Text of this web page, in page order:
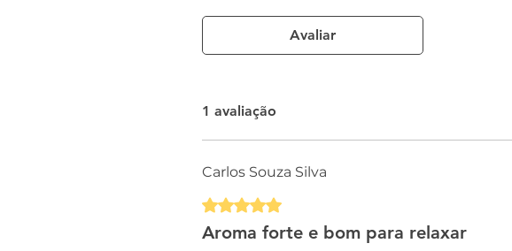
Avaliar
1 avaliação
Carlos Souza Silva
Rated 5 out of 5 stars.
Aroma forte e bom para relaxar